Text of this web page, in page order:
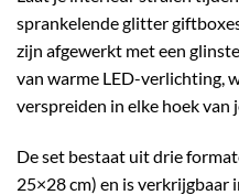
sprankelende glitter
zijn afgewerkt met een
van warme LED-verlichting,
verspreiden in elke hoek van
De set bestaat uit drie
25×28 cm) en is verkrijgbaar